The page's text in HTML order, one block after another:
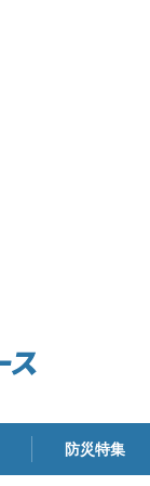
防災特集